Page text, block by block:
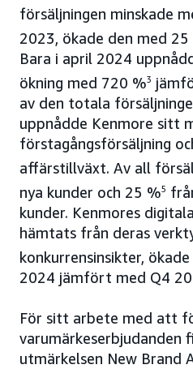
försäljningen minskade
2023, ökade den med 25
Bara i april 2024
ökning med 720 %3
av den totala
uppnådde Kenmore sitt
förstagångsförsäljning
affärstillväxt. Av all
nya kunder och 25 %5
kunder. Kenmores
hämtats från deras
konkurrensinsikter,
2024 jämfört med Q4
För sitt arbete med att
varumärkeserbjudanden
utmärkelsen New Brand